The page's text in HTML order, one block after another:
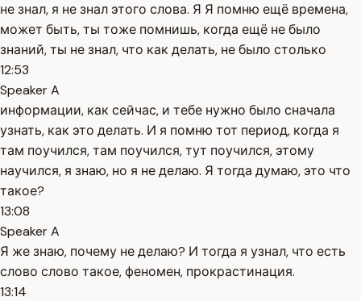
не знал, я не знал этого слова. Я Я помню ещё времена,
может быть, ты тоже помнишь, когда ещё не было
знаний, ты не знал, что как делать, не было столько
12:53
Speaker A
информации, как сейчас, и тебе нужно было сначала
узнать, как это делать. И я помню тот период, когда я
там поучился, там поучился, тут поучился, этому
научился, я знаю, но я не делаю. Я тогда думаю, это что
такое?
13:08
Speaker A
Я же знаю, почему не делаю? И тогда я узнал, что есть
слово слово такое, феномен, прокрастинация.
13:14